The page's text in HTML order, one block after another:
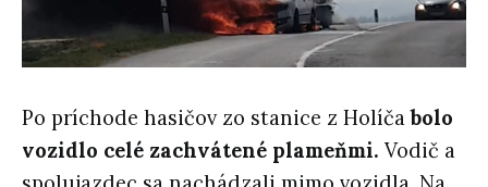
Po príchode hasičov zo stanice z Holíčabolo
vozidlo celé zachvátené plameňmi. Vodič a